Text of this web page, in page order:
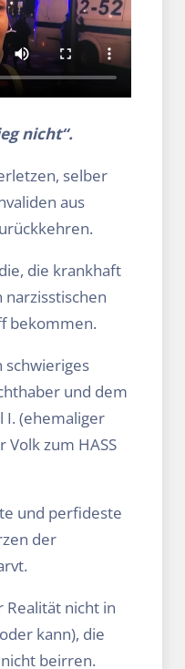
nicht“.
selber
aus
die krankhaft
bekommen.
schwieriges
und dem
I. (ehemaliger
Volk zum HASS
und perfideste
der
Realität nicht in
kann), die
beirren.